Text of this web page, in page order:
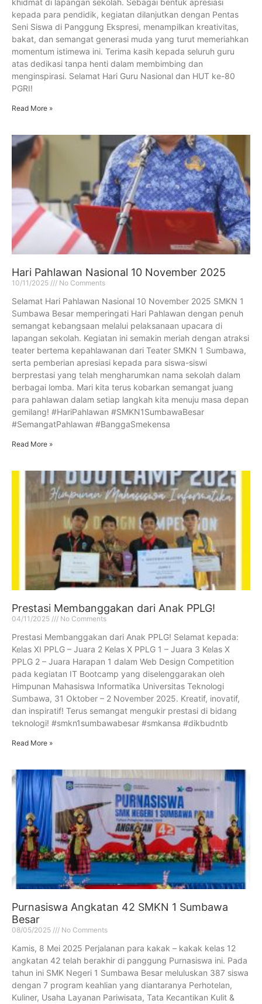
khidmat di lapangan sekolah. Sebagai bentuk apresiasi
kepada para pendidik, kegiatan dilanjutkan dengan Pentas
Seni Siswa di Panggung Ekspresi, menampilkan kreativitas,
bakat, dan semangat generasi muda yang turut memeriahkan
momentum istimewa ini. Terima kasih kepada seluruh guru
atas dedikasi tanpa henti dalam membimbing dan
menginspirasi. Selamat Hari Guru Nasional dan HUT ke-80
PGRI!
Read More »
Hari Pahlawan Nasional 10 November 2025
10/11/2025 No Comments
Selamat Hari Pahlawan Nasional 10 November 2025 SMKN 1
Sumbawa Besar memperingati Hari Pahlawan dengan penuh
semangat kebangsaan melalui pelaksanaan upacara di
lapangan sekolah. Kegiatan ini semakin meriah dengan atraksi
teater bertema kepahlawanan dari Teater SMKN 1 Sumbawa,
serta pemberian apresiasi kepada para siswa-siswi
berprestasi yang telah mengharumkan nama sekolah dalam
berbagai lomba. Mari kita terus kobarkan semangat juang
para pahlawan dalam setiap langkah kita menuju masa depan
gemilang! #HariPahlawan #SMKN1SumbawaBesar
#SemangatPahlawan #BanggaSmekensa
Read More »
Prestasi Membanggakan dari Anak PPLG!
04/11/2025 No Comments
Prestasi Membanggakan dari Anak PPLG! Selamat kepada:
Kelas XI PPLG – Juara 2 Kelas X PPLG 1 – Juara 3 Kelas X
PPLG 2 – Juara Harapan 1 dalam Web Design Competition
pada kegiatan IT Bootcamp yang diselenggarakan oleh
Himpunan Mahasiswa Informatika Universitas Teknologi
Sumbawa, 31 Oktober – 2 November 2025. Kreatif, inovatif,
dan inspiratif! Terus semangat mengukir prestasi di bidang
teknologi! #smkn1sumbawabesar #smkansa #dikbudntb
Read More »
Purnasiswa Angkatan 42 SMKN 1 Sumbawa
Besar
08/05/2025 No Comments
Kamis, 8 Mei 2025 Perjalanan para kakak – kakak kelas 12
angkatan 42 telah berakhir di panggung Purnasiswa ini. Pada
tahun ini SMK Negeri 1 Sumbawa Besar meluluskan 387 siswa
dengan 7 program keahlian yang diantaranya Perhotelan,
Kuliner, Usaha Layanan Pariwisata, Tata Kecantikan Kulit &